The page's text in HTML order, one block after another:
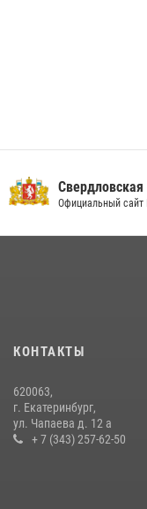
Свердловская
Официальный сайт
КОНТАКТЫ
620063,
г. Екатеринбург,
ул. Чапаева д. 12 а
+ 7 (343) 257-62-50